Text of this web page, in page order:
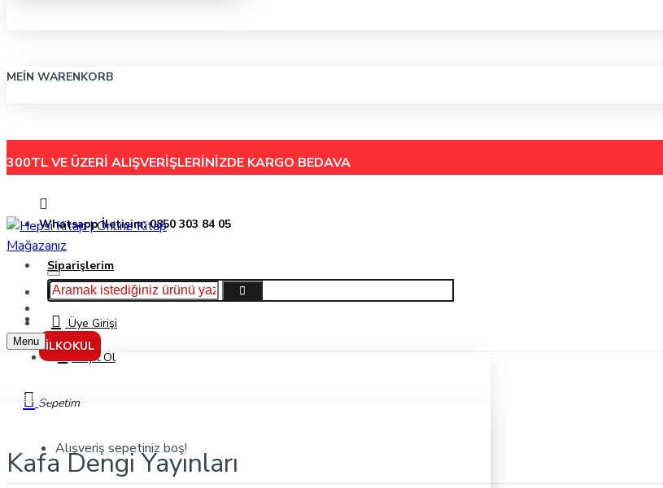
MEIN WARENKORB
300TL VE ÜZERİ ALIŞVERİŞLERİNİZDE KARGO BEDAVA
Whatsapp İletişim: 0850 303 84 05
Siparişlerim
Hakkımızda
İletişimÜye Girişi
Kayıt Ol
Sepetim
Alışveriş sepetiniz boş!
İLKOKUL
Menu
Markalar
Kafa Dengi Yayınları